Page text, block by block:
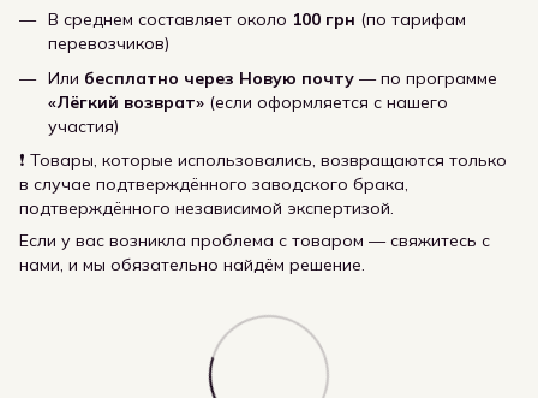
В среднем составляет около 100 грн (по тарифам
перевозчиков)
Или бесплатно через Новую почту — по программе
«Лёгкий возврат» (если оформляется с нашего
участия)
❗ Товары, которые использовались, возвращаются только
в случае подтверждённого заводского брака,
подтверждённого независимой экспертизой.
Если у вас возникла проблема с товаром — свяжитесь с
нами, и мы обязательно найдём решение.